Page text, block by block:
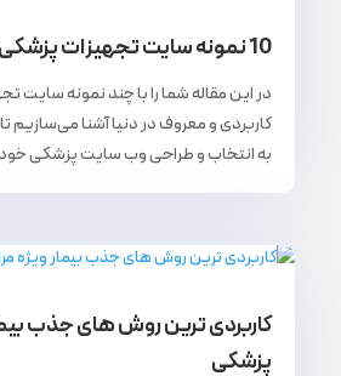
10 نمونه سایت تجهیزات پزشکی برتر در دنیا
در این مقاله شما را با چند نمونه سایت
کاربردی و معروف در دنیا آشنا می‌سازیم
به انتخاب و طراحی وب سایت پزشکی خود
کاربردی ترین روش های جذب
پزشکی